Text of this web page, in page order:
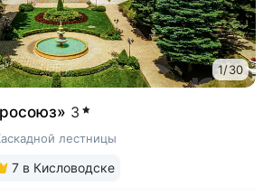
1/30
3
лестницы
7 в Кисловодске